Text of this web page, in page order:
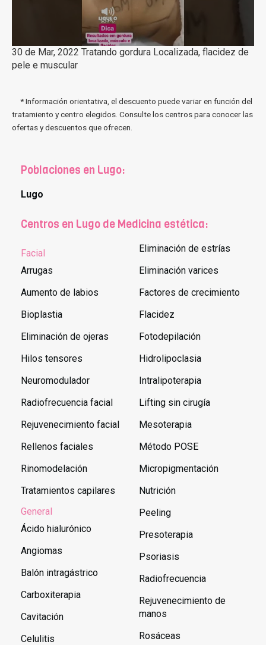
30 de Mar, 2022 Tratando gordura Localizada, flacidez de
pele e muscular
* Información orientativa, el descuento puede variar en función del
tratamiento y centro elegidos. Consulte los centros para conocer las
ofertas y descuentos que ofrecen.
Poblaciones en Lugo:
Lugo
Centros en Lugo de Medicina estética:
Facial
Arrugas
Aumento de labios
Bioplastia
Eliminación de ojeras
Hilos tensores
Neuromodulador
Radiofrecuencia facial
Rejuvenecimiento facial
Rellenos faciales
Rinomodelación
Tratamientos capilares
General
Ácido hialurónico
Angiomas
Balón intragástrico
Carboxiterapia
Cavitación
Celulitis
Eliminación de estrías
Eliminación varices
Factores de crecimiento
Flacidez
Fotodepilación
Hidrolipoclasia
Intralipoterapia
Lifting sin cirugía
Mesoterapia
Método POSE
Micropigmentación
Nutrición
Peeling
Presoterapia
Psoriasis
Radiofrecuencia
Rejuvenecimiento de
manos
Rosáceas